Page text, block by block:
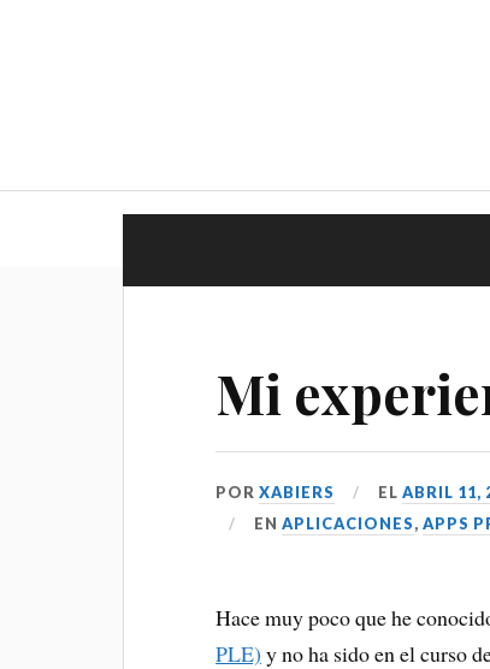
Mi
PORXABIERS ELABRIL 11,
ENAPLICACIONES,APPS
Hace muy poco que he
PLE) y no ha sido en el curso